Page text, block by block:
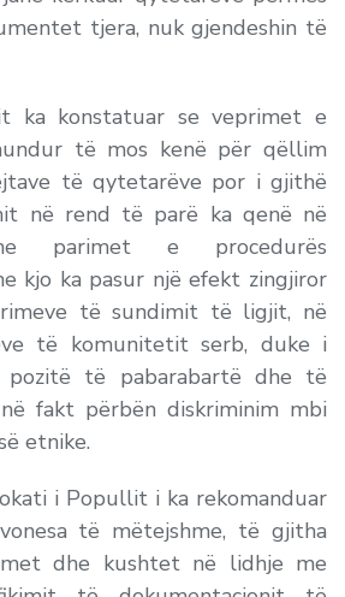
tjera, nuk gjendeshin të
ka konstatuar se veprimet e
të mos kenë për qëllim
të qytetarëve por i gjithë
në rend të parë ka qenë në
parimet e procedurës
kjo ka pasur një efekt zingjiror
të sundimit të ligjit, në
të komunitetit serb, duke i
të pabarabartë dhe të
fakt përbën diskriminim mbi
etnike.
i Popullit i ka rekomanduar
të mëtejshme, të gjitha
dhe kushtet në lidhje me